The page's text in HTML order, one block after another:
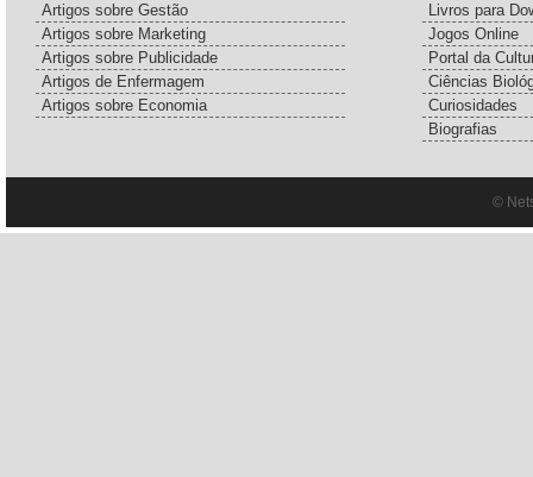
Artigos sobre Gestão
Artigos sobre Marketing
Artigos sobre Publicidade
Artigos de Enfermagem
Artigos sobre Economia
Livros para
Jogos Online
Portal da
Ciências
Curiosidades
Biografias
©